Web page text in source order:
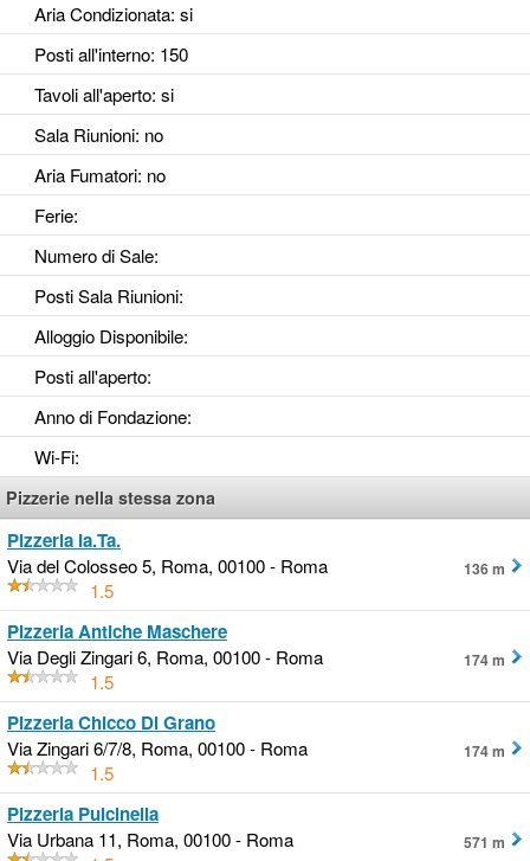
Aria Condizionata: si
Posti all'interno: 150
Tavoli all'aperto: si
Sala Riunioni: no
Aria Fumatori: no
Ferie:
Numero di Sale:
Posti Sala Riunioni:
Alloggio Disponibile:
Posti all'aperto:
Anno di Fondazione:
Wi-Fi:
Pizzerie nella stessa zona
Pizzeria Ia.Ta.
Via del Colosseo 5, Roma, 00100 - Roma
1.5
136 m
Pizzeria Antiche Maschere
Via Degli Zingari 6, Roma, 00100 - Roma
1.5
174 m
Pizzeria Chicco Di Grano
Via Zingari 6/7/8, Roma, 00100 - Roma
1.5
174 m
Pizzeria Pulcinella
Via Urbana 11, Roma, 00100 - Roma
571 m